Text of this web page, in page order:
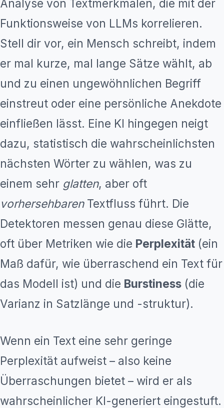
Analyse von Textmerkmalen, die mit der
Funktionsweise von LLMs korrelieren.
Stell dir vor, ein Mensch schreibt, indem
er mal kurze, mal lange Sätze wählt, ab
und zu einen ungewöhnlichen Begriff
einstreut oder eine persönliche Anekdote
einfließen lässt. Eine KI hingegen neigt
dazu, statistisch die wahrscheinlichsten
nächsten Wörter zu wählen, was zu
einem sehr glatten, aber oft
vorhersehbarenTextfluss führt. Die
Detektoren messen genau diese Glätte,
oft über Metriken wie die Perplexität (ein
Maß dafür, wie überraschend ein Text für
das Modell ist) und die Burstiness (die
Varianz in Satzlänge und -struktur).
Wenn ein Text eine sehr geringe
Perplexität aufweist – also keine
Überraschungen bietet – wird er als
wahrscheinlicher KI-generiert eingestuft.